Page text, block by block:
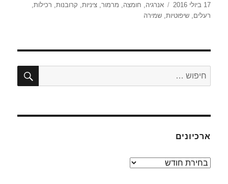
פורסם
בתאריך
17 ביולי 2016 תגיות
אנרגיה, חומצה, מרמור,ציניות, קרובנות, רכילות,
רעלים,שיפוטיות,שמירה
חפש:
ארכיונים
ארכיונים